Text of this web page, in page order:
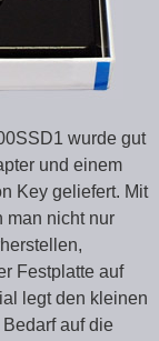
wurde gut
und einem
Key geliefert. Mit
man nicht nur
Festplatte auf
legt den kleinen
auf die